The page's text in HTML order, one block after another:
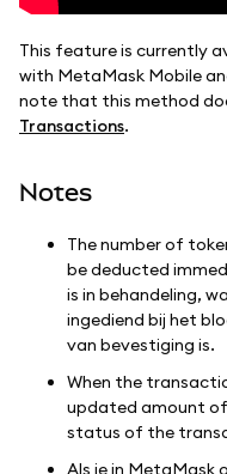
This feature is currently
with MetaMask Mobile
note that this method
Transactions.
Notes
The number of
be deducted
is in behandeling,
ingediend bij het
van bevestiging is.
When the
updated amount of
status of the
Als je in MetaMask